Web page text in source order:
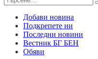
Добави новина
Подкрепете ни
Последни новини
Вестник БГ БЕН
Обяви